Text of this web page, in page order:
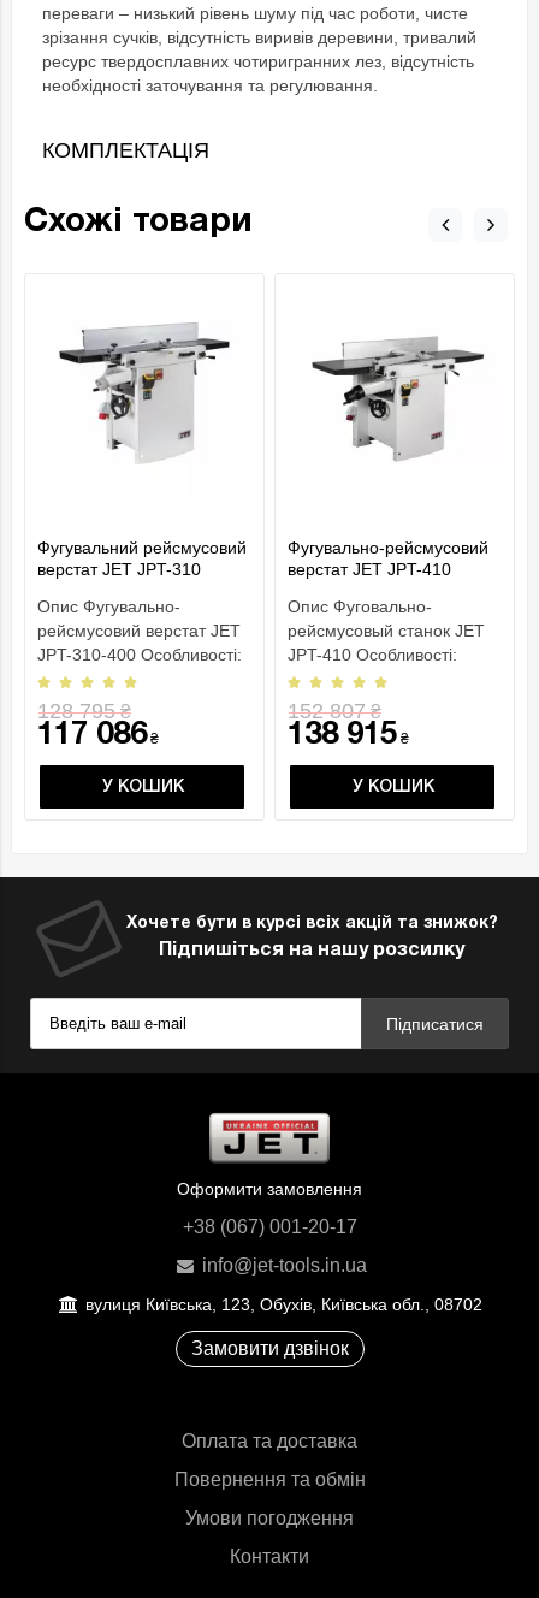
переваги – низький рівень шуму під час роботи, чисте
зрізання сучків, відсутність виривів деревини, тривалий
ресурс твердосплавних чотиригранних лез, відсутність
необхідності заточування та регулювання.
КОМПЛЕКТАЦІЯ
Схожі товари
Фугувальний рейсмусовий
верстат JET JPT-310
Опис Фугувально-
рейсмусовий верстат JET
JPT-310-400 Особливості:
Можливість встановлен..
128 795₴
117 086₴
У КОШИК
Фугувально-рейсмусовий
верстат JET JPT-410
Опис Фуговально-
рейсмусовый станок JET
JPT-410 Особливості:
Можливість встановлення
ва..
152 807₴
138 915 ₴
У КОШИК
Хочете бути в курсі всіх акцій та знижок?
Підпишіться на нашу розсилку
Підписатися
Оформити замовлення
+38 (067) 001-20-17
info@jet-tools.in.ua
вулиця Київська, 123, Обухів, Київська обл., 08702
Замовити дзвінок
Оплата та доставка
Повернення та обмін
Умови погодження
Контакти